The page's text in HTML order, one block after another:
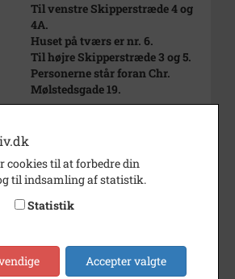
Til venstre Skipperstræde 4 og
4A.
Huset på tværs er nr. 6.
Til højre Skipperstræde 3 og 5.
Personerne står foran Chr.
Mølstedsgade 19.
Diapositivets format
Bertel Møller
cookies til at forbedre din
til indsamling af statistik.
Statistik
Accepter valgte